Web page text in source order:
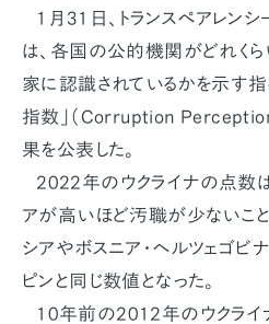
1月31日、トランスペアレンシ
は、各国の公的機関がどれくら
家に認識されているかを示す
指数」（Corruption
果を公表した。
2022年のウクライナの点数
アが高いほど汚職が少ないこと
シアやボスニア・ヘルツェゴビナ
ピンと同じ数値となった。
10年前の2012年のウクライ